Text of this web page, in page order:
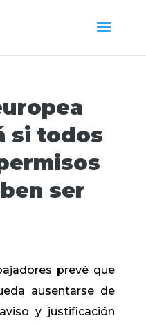
si todos
ser
prevé que
ausentarse de
y justificación